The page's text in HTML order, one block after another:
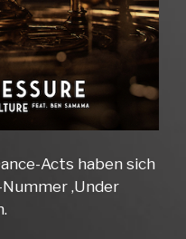
Acts haben sich
‚Under